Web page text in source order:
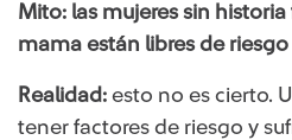
Mito: las mujeres sin
mama están libres de riesgo
Realidad: esto no es cierto.
tener factores de riesgo y